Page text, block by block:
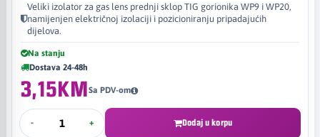
Veliki izolator za gas lens prednji sklop TIG gorionika WP9 i WP20,
namijenjen električnoj izolaciji i pozicioniranju pripadajućih
dijelova.
Na stanju
Dostava 24-48h
3,15KMSa PDV-om
- + Dodaj u korpu